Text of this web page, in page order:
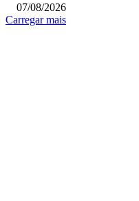
07/08/2026
Carregar mais